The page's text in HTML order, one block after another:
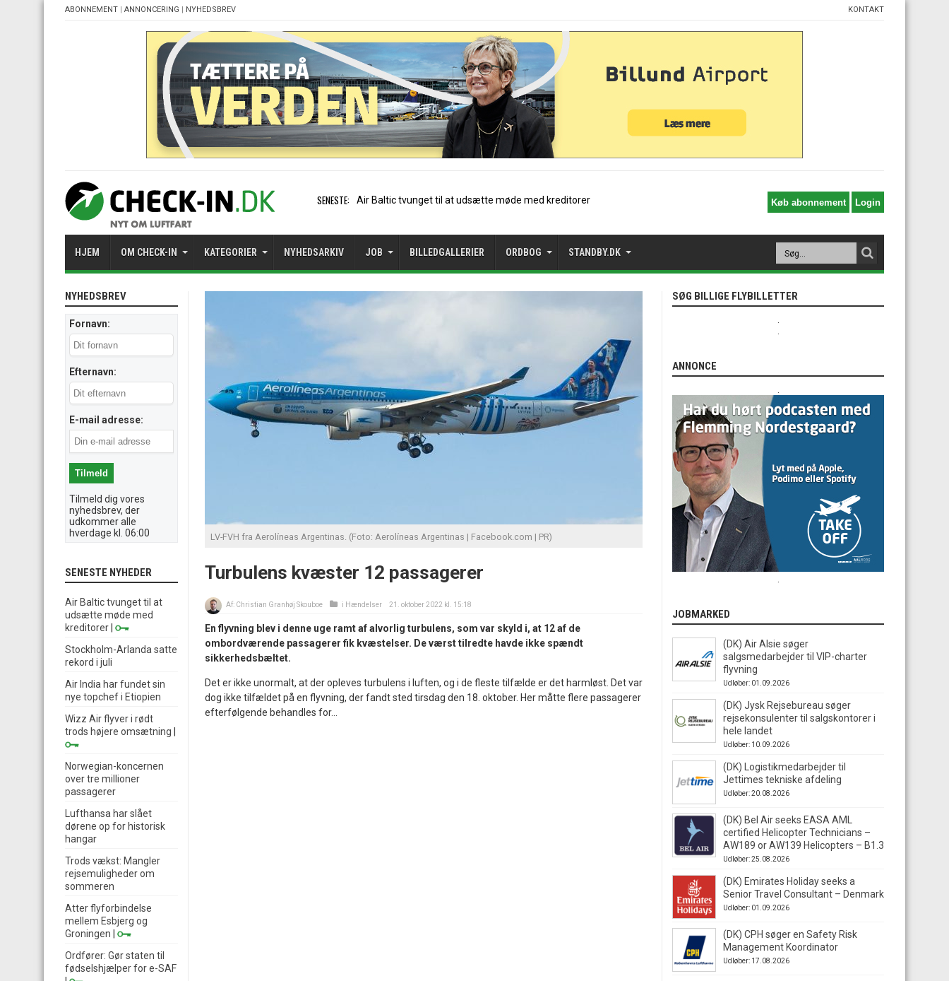
ABONNEMENT | ANNONCERING | NYHEDSBREV KONTAKT
SENESTE: Stockholm-Arlanda satte re
HJEM OM CHECK-IN KATEGORIER NYHEDSARKIV JOB BILLEDGALLERIER ORDBOG STANDBY.DK
LV-FVH fra Aerolíneas Argentinas. (Foto: Aerolíneas Argentinas | Facebook.com | PR)
Turbulens kvæster 12 passagerer
Af: Christian Granhøj Skouboe i Hændelser 21. oktober 2022 kl. 15:18
En flyvning blev i denne uge ramt af alvorlig turbulens, som var skyld i, at 12 af de
ombordværende passagerer fik kvæstelser. De værst tilredte havde ikke spændt
sikkerhedsbæltet.
Det er ikke unormalt, at der opleves turbulens i luften, og i de fleste tilfælde er det harmløst. Det var
dog ikke tilfældet på en flyvning, der fandt sted tirsdag den 18. oktober. Her måtte flere passagerer
efterfølgende behandles for...
NYHEDSBREV
Fornavn:
Efternavn:
E-mail adresse:
Tilmeld dig vores
nyhedsbrev, der
udkommer alle
hverdage kl. 06:00
SENESTE NYHEDER
Air Baltic tvunget til at
udsætte møde med
kreditorer
Stockholm-Arlanda satte
rekord i juli
Air India har fundet sin
nye topchef i Etiopien
Wizz Air flyver i rødt
trods højere omsætning
Norwegian-koncernen
over tre millioner
passagerer
Lufthansa har slået
dørene op for historisk
hangar
Trods vækst: Mangler
rejsemuligheder om
sommeren
Atter flyforbindelse
mellem Esbjerg og
Groningen
Ordfører: Gør staten til
fødselshjælper for e-SAF
SØG BILLIGE FLYBILLETTER
ANNONCE
JOBMARKED
(DK) Air Alsie søger
salgsmedarbejder til VIP-charter
flyvning
Udløber: 01.09.2026
(DK) Jysk Rejsebureau søger
rejsekonsulenter til salgskontorer i
hele landet
Udløber: 10.09.2026
(DK) Logistikmedarbejder til
Jettimes tekniske afdeling
Udløber: 20.08.2026
(DK) Bel Air seeks EASA AML
certified Helicopter Technicians –
AW189 or AW139 Helicopters – B1.3
Udløber: 25.08.2026
(DK) Emirates Holiday seeks a
Senior Travel Consultant – Denmark
Udløber: 01.09.2026
(DK) CPH søger en Safety Risk
Management Koordinator
Udløber: 17.08.2026